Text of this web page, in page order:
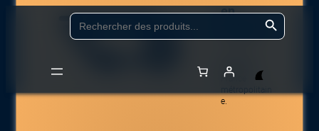
Search
for:
Search Button
Accueil/Boutique/Gaming/Gaming – Accessoires/Casques et haut-
en
partout en
France
e.